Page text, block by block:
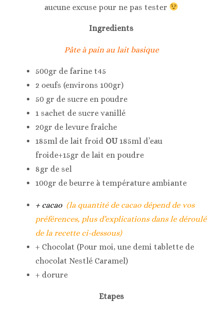
aucune excuse pour ne pas tester
Ingredients
Pâte à pain au lait basique
500gr de farine t45
2 oeufs (environs 100gr)
50 gr de sucre en poudre
1 sachet de sucre vanillé
20gr de levure fraîche
185ml de lait froid OU185ml d’eau
froide+15gr de lait en poudre
8gr de sel
100gr de beurre à température ambiante
+ cacao(la quantité de cacao dépend de vos
préférences, plus d’explications dans le déroulé
de la recette ci-dessous)
+ Chocolat (Pour moi, une demi tablette de
chocolat Nestlé Caramel)
+ dorure
Etapes